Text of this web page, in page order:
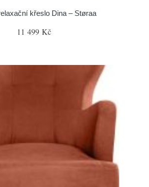
křeslo Dina – Støraa
11 499 Kč